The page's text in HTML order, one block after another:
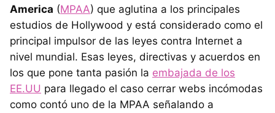
America (MPAA) que aglutina a los principales
estudios de Hollywood y está considerado como el
principal impulsor de las leyes contra Internet a
nivel mundial. Esas leyes, directivas y acuerdos en
los que pone tanta pasión la embajada de los
EE.UU para llegado el caso cerrar webs incómodas
como contó uno de la MPAA señalando a